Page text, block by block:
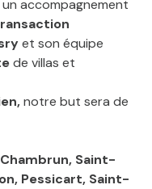
accompagnement
et son équipe
de villas et
notre but sera de
Saint-
Pessicart, Saint-